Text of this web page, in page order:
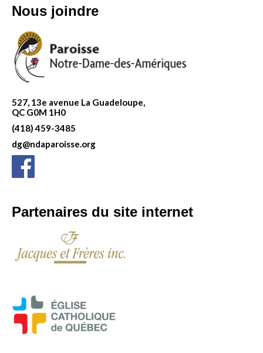
Nous joindre
527, 13e avenue La Guadeloupe,
QC G0M 1H0
(418) 459-3485
dg@ndaparoisse.org
Partenaires du site internet